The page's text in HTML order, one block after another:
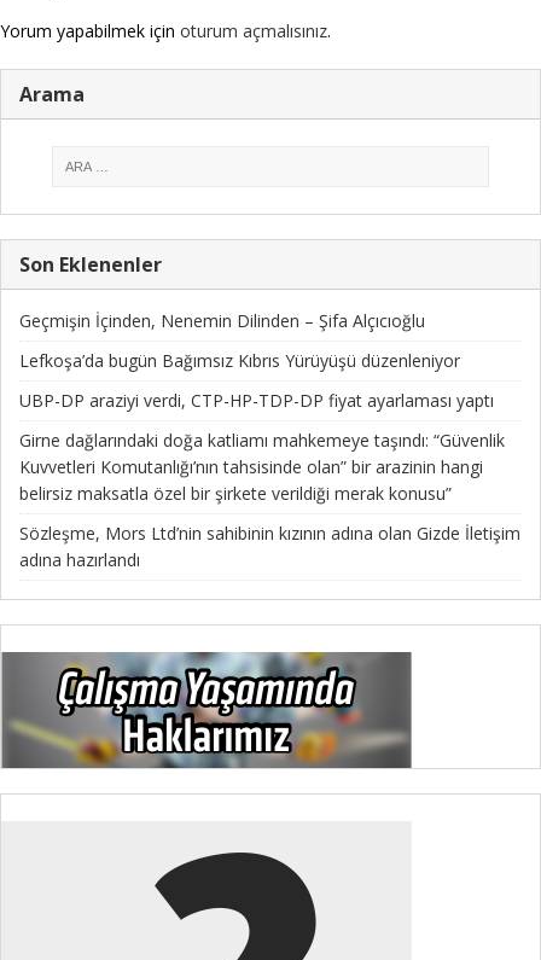
Yorum yapabilmek için oturum açmalısınız.
Arama
Son Eklenenler
Geçmişin İçinden, Nenemin Dilinden – Şifa Alçıcıoğlu
Lefkoşa’da bugün Bağımsız Kıbrıs Yürüyüşü düzenleniyor
UBP-DP araziyi verdi, CTP-HP-TDP-DP fiyat ayarlaması yaptı
Girne dağlarındaki doğa katliamı mahkemeye taşındı: “Güvenlik
Kuvvetleri Komutanlığı’nın tahsisinde olan” bir arazinin hangi
belirsiz maksatla özel bir şirkete verildiği merak konusu”
Sözleşme, Mors Ltd’nin sahibinin kızının adına olan Gizde İletişim
adına hazırlandı